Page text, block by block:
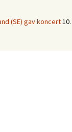
(SE) gav koncert10.